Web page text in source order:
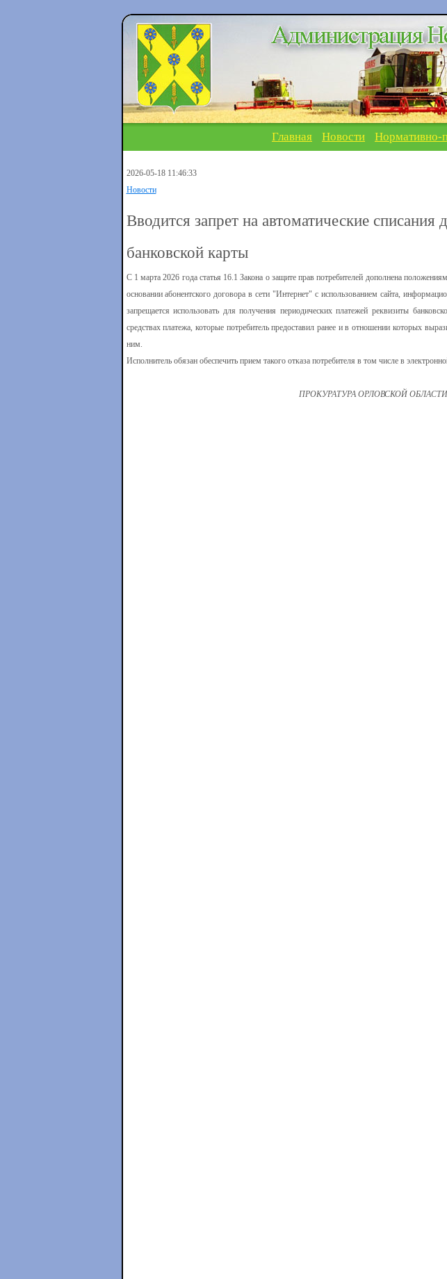
Главная Новости Нормативно-
2026-05-18 11:46:33
Новости
Вводится запрет на автоматические списания
банковской карты
С 1 марта 2026 года статья 16.1 Закона о защите прав потребителей дополнена
основании абонентского договора в сети "Интернет" с использованием сайта,
запрещается использовать для получения периодических платежей реквизиты
средствах платежа, которые потребитель предоставил ранее и в отношении которых
ним.
Исполнитель обязан обеспечить прием такого отказа потребителя в том числе в
ПРОКУРАТУРА ОРЛОВСКОЙ